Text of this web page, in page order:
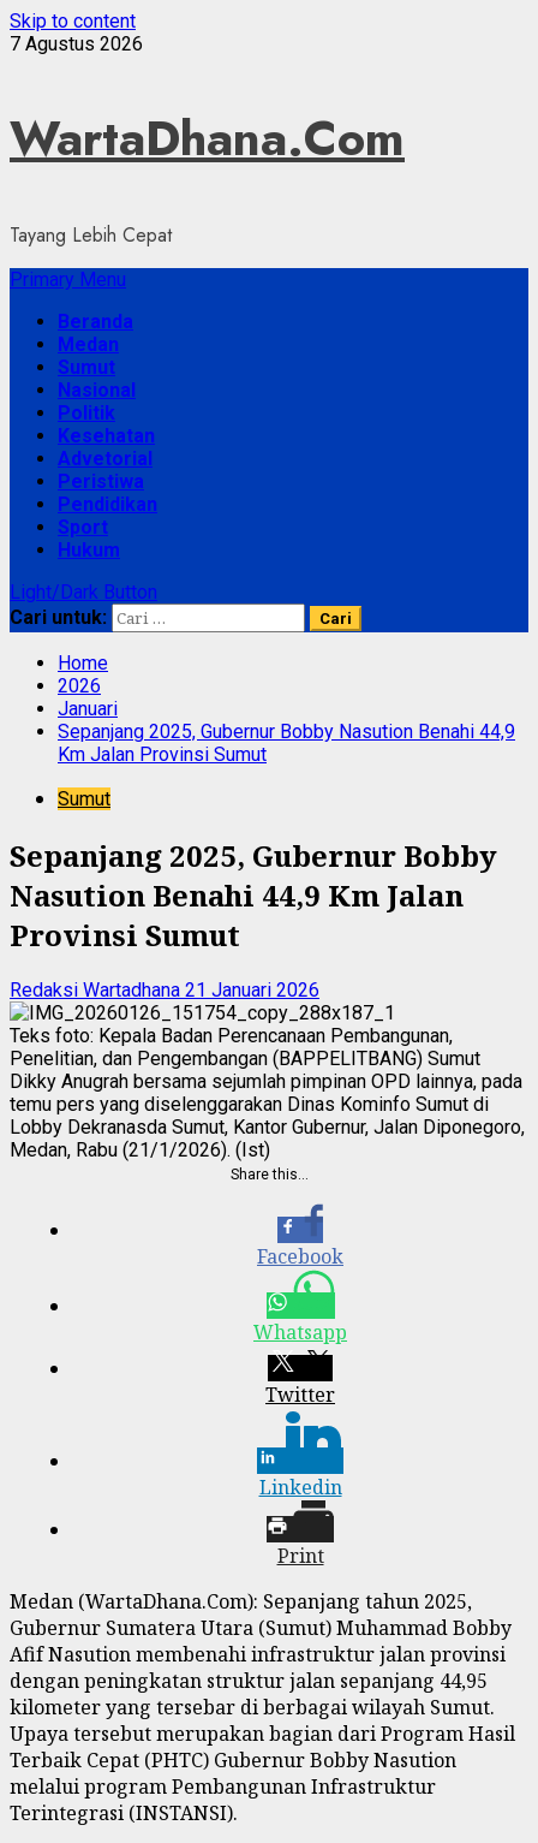
Skip to content
7 Agustus 2026
WartaDhana.Com
Tayang Lebih Cepat
Primary Menu
Beranda
Medan
Sumut
Nasional
Politik
Kesehatan
Advetorial
Peristiwa
Pendidikan
Sport
Hukum
Light/Dark Button
Cari untuk:
Home
2026
Januari
Sepanjang 2025, Gubernur Bobby Nasution Benahi 44,9
Km Jalan Provinsi Sumut
Sumut
Sepanjang 2025, Gubernur Bobby
Nasution Benahi 44,9 Km Jalan
Provinsi Sumut
Redaksi Wartadhana 21 Januari 2026
Teks foto: Kepala Badan Perencanaan Pembangunan,
Penelitian, dan Pengembangan (BAPPELITBANG) Sumut
Dikky Anugrah bersama sejumlah pimpinan OPD lainnya, pada
temu pers yang diselenggarakan Dinas Kominfo Sumut di
Lobby Dekranasda Sumut, Kantor Gubernur, Jalan Diponegoro,
Medan, Rabu (21/1/2026). (Ist)
Share this…
Facebook
Whatsapp
Twitter
Linkedin
Print
Medan (WartaDhana.Com): Sepanjang tahun 2025,
Gubernur Sumatera Utara (Sumut) Muhammad Bobby
Afif Nasution membenahi infrastruktur jalan provinsi
dengan peningkatan struktur jalan sepanjang 44,95
kilometer yang tersebar di berbagai wilayah Sumut.
Upaya tersebut merupakan bagian dari Program Hasil
Terbaik Cepat (PHTC) Gubernur Bobby Nasution
melalui program Pembangunan Infrastruktur
Terintegrasi (INSTANSI).